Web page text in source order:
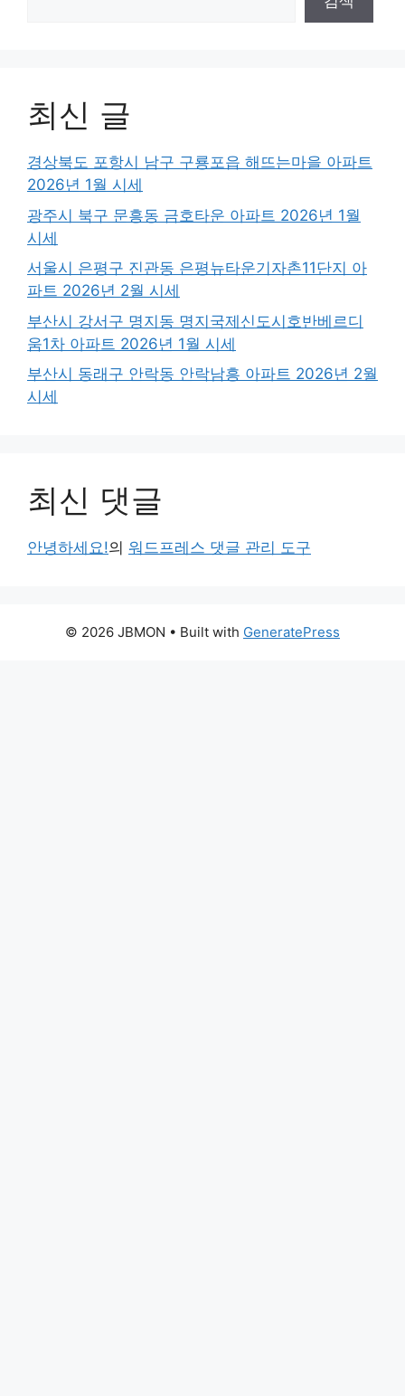
최신 글
경상북도 포항시 남구 구룡포읍 해뜨는마을 아파트
2026년 1월 시세
광주시 북구 문흥동 금호타운 아파트 2026년 1월
시세
서울시 은평구 진관동 은평뉴타운기자촌11단지 아
파트 2026년 2월 시세
부산시 강서구 명지동 명지국제신도시호반베르디
움1차 아파트 2026년 1월 시세
부산시 동래구 안락동 안락남흥 아파트 2026년 2월
시세
최신 댓글
안녕하세요!의 워드프레스 댓글 관리 도구
© 2026 JBMON • Built with GeneratePress